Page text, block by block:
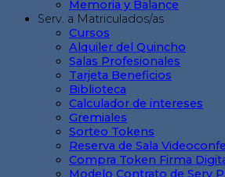
Memoria y Balance
Serv. a Matriculados/as
Cursos
Alquiler del Quincho
Salas Profesionales
Tarjeta Beneficios
Biblioteca
Calculador de intereses
Gremiales
Sorteo Tokens
Reserva de Sala
Compra Token Firma